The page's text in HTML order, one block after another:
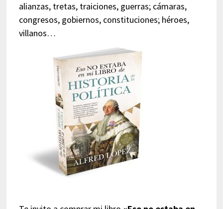
alianzas, tretas, traiciones, guerras; cámaras,
congresos, gobiernos, constituciones; héroes,
villanos…